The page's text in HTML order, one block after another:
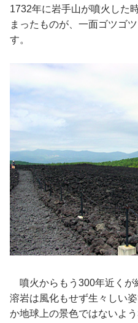
1732年に岩手山が噴火した
まったものが、一面ゴツゴ
す。
噴火からもう300年近くが
溶岩は風化もせず生々しい
か地球上の景色ではないよ